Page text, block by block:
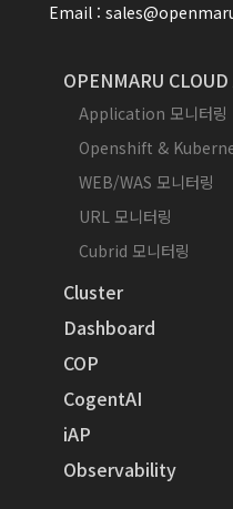
Email :
OPENMARU
Application 모니터링
Openshift &
WEB/WAS 모니터링
URL 모니터링
Cubrid 모니터링
Cluster
Dashboard
COP
CogentAI
iAP
Observability